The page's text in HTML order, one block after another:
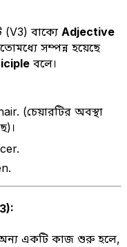
বাক্যে Adjective
সম্পন্ন হয়েছে
বলে।
(চেয়ারটির অবস্থা
একটি কাজ শুরু হলে,